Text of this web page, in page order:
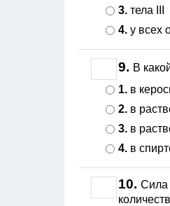
3. тела III
4. у всех
9. В
1. в
2. в
3. в
4. в
10.Сила